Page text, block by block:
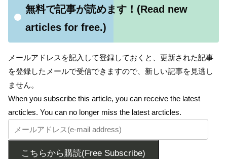
無料で記事が読めます！(Read new
articles for free.)
メールアドレスを記入して登録しておくと、更新された記事
を登録したメールで受信できますので、新しい記事を見逃し
ません。
When you subscribe this article, you can receive the latest
arcticles. You can no longer miss the latest arcticles.
こちらから購読(Free Subscribe)